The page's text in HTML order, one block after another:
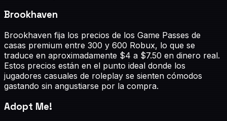
Brookhaven
Brookhaven fija los precios de los Game Passes de
casas premium entre 300 y 600 Robux, lo que se
traduce en aproximadamente $4 a $7.50 en dinero real.
Estos precios están en el punto ideal donde los
jugadores casuales de roleplay se sienten cómodos
gastando sin angustiarse por la compra.
Adopt Me!